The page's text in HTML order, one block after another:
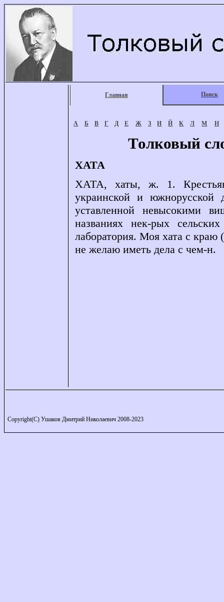
Главная Поиск
А Б В Г Д Е Ж З И Й К Л М Н
Толковый
ХАТА
ХАТА, хаты, ж. 1.
украинской и южнорусской
уставленной невысокими
названиях нек-рых
лаборатория. Моя хата с краю
не желаю иметь дела с чем-н.
Copyright(C) Ушаков Дмитрий Николаевич 2008-2023